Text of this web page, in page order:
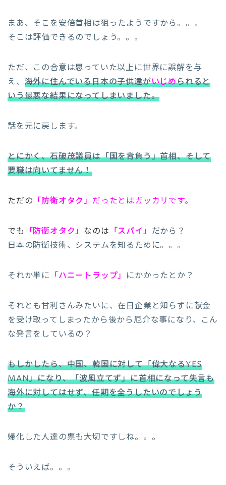
まあ、そこを安倍首相は狙ったようですから。。。
そこは評価できるのでしょう。。。
ただ、この合意は思っていた以上に世界に誤解を与
え、 海外に住んでいる日本の子供達がいじめられると
いう最悪な結果になってしまいました。
話を元に戻します。
とにかく、石破茂議員は「国を背負う」首相、そして
要職は向いてません！
ただの 「防衛オタク」 だったとはガッカリです。
でも 「防衛オタク」 なのは 「スパイ」 だから？
日本の防衛技術、システムを知るために。。。
それか単に 「ハニートラップ」 にかかったとか？
それとも甘利さんみたいに、在日企業と知らずに献金
を受け取ってしまったから後から厄介な事になり、こん
な発言をしているの？
もしかしたら、中国、韓国に対して「偉大なるYES
MAN」になり、「波風立てず」に首相になって失言も
海外に対してはせず、任期を全うしたいのでしょう
か？
帰化した人達の票も大切ですしね。。。
そういえば。。。